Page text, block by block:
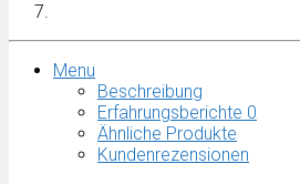
Menu
Beschreibung
Erfahrungsberichte 0
Ähnliche Produkte
Kundenrezensionen